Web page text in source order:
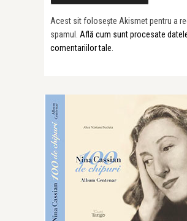
Acest sit folosește Akismet pentru a
spamul. Află cum sunt procesate
comentariilor tale.